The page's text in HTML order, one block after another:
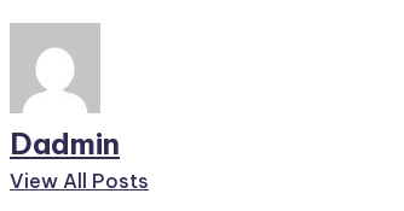
Dadmin
View All Posts